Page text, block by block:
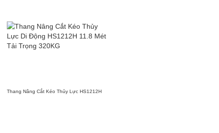
Thang Nâng Cắt Kéo Thủy Lực HS1212H